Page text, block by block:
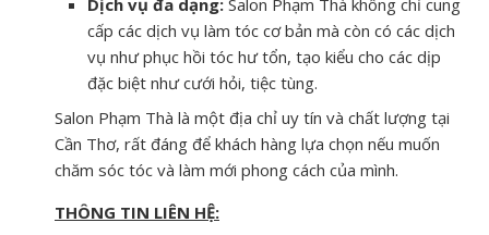
Dịch vụ đa dạng: Salon Phạm Thà không chỉ cung
cấp các dịch vụ làm tóc cơ bản mà còn có các dịch
vụ như phục hồi tóc hư tổn, tạo kiểu cho các dịp
đặc biệt như cưới hỏi, tiệc tùng.
Salon Phạm Thà là một địa chỉ uy tín và chất lượng tại
Cần Thơ, rất đáng để khách hàng lựa chọn nếu muốn
chăm sóc tóc và làm mới phong cách của mình.
THÔNG TIN LIÊN HỆ: